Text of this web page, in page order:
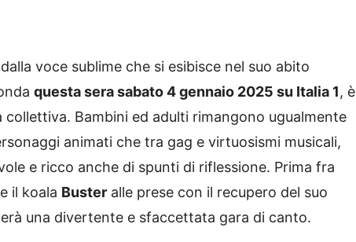
voce sublime che si esibisce nel suo abito
questa sera sabato 4 gennaio 2025 su Italia 1, è
Bambini ed adulti rimangono ugualmente
animati che tra gag e virtuosismi musicali,
e ricco anche di spunti di riflessione. Prima fra
il koala Buster alle prese con il recupero del suo
una divertente e sfaccettata gara di canto.